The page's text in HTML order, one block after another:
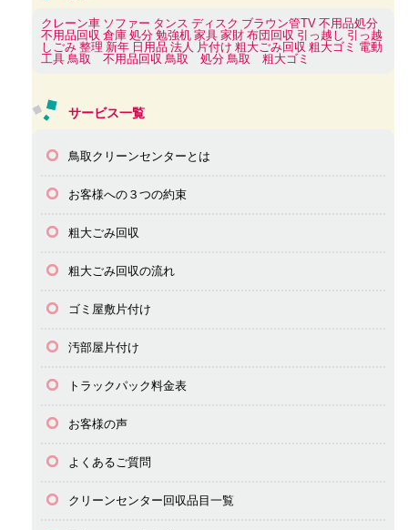
クレーン車 ソファー タンス ディスク ブラウン管TV 不用品処分
不用品回収 倉庫 処分 勉強机 家具 家財 布団回収 引っ越し 引っ越
しごみ 整理 新年 日用品 法人 片付け 粗大ごみ回収 粗大ゴミ 電動
工具 鳥取 不用品回収 鳥取 処分 鳥取 粗大ゴミ
サービス一覧
鳥取クリーンセンターとは
お客様への３つの約束
粗大ごみ回収
粗大ごみ回収の流れ
ゴミ屋敷片付け
汚部屋片付け
トラックパック料金表
お客様の声
よくあるご質問
クリーンセンター回収品目一覧